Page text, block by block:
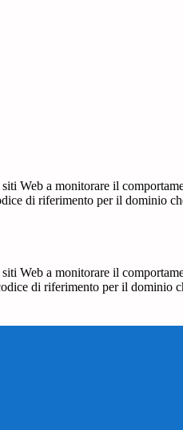
Web a monitorare il
di riferimento per il dominio
Web a monitorare il
di riferimento per il dominio